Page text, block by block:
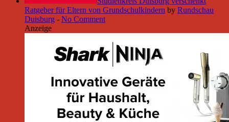
Ratgeber für Eltern von Grundschulkindern by Rundschau
Duisburg - No Comment
Anzeige